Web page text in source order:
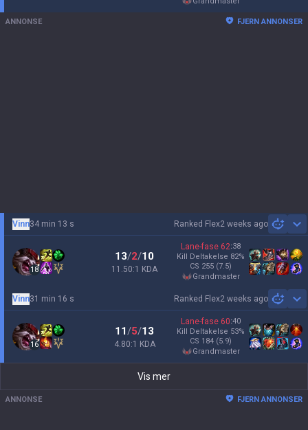
ANNONSE FJERN ANNONSER
Ranked Flex2 weeks ago
Vinn34 min 13 s
18
13/2/10
11.50:1 KDA
Lane-fase 62:38
Kill Deltakelse 82%
CS 255 (7.5)
grandmaster
Ranked Flex2 weeks ago
Vinn31 min 16 s
16
11/5/13
4.80:1 KDA
Lane-fase 60:40
Kill Deltakelse 53%
CS 184 (5.9)
grandmaster
Vis mer
ANNONSE FJERN ANNONSER